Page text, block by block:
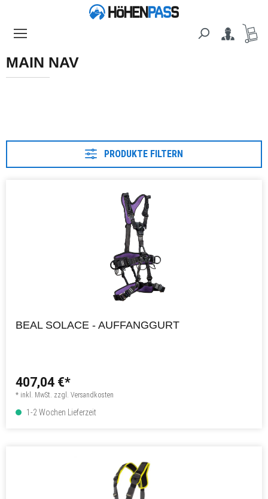
MAIN NAV
PRODUKTE FILTERN
BEAL SOLACE - AUFFANGGURT
407,04 €*
* inkl. MwSt. zzgl. Versandkosten
1-2 Wochen Lieferzeit